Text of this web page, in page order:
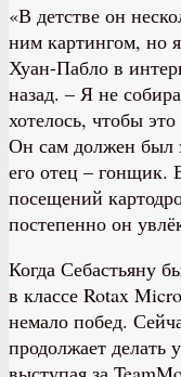
«В детстве он
ним картингом, но
Хуан-Пабло в
назад. – Я не
хотелось, чтобы
Он сам должен был
его отец – гонщик.
посещений
постепенно он
Когда Себастьяну
в классе Rotax
немало побед.
продолжает делать